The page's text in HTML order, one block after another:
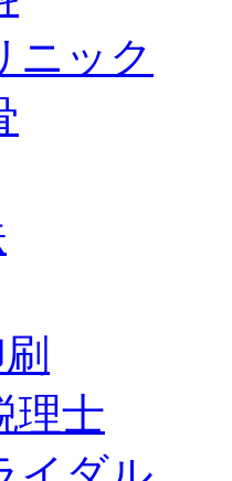
ニック
理士